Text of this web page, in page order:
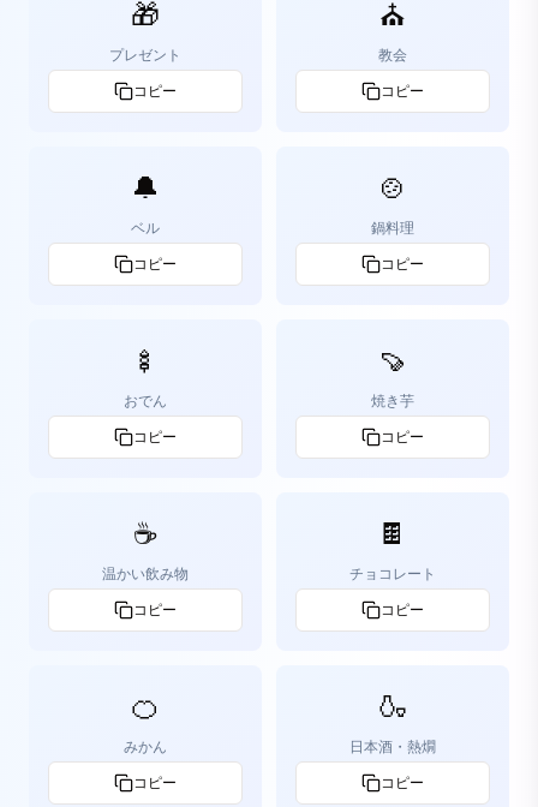
🎁
プレゼント
コピー
⛪
教会
コピー
🔔
ベル
コピー
🍲
鍋料理
コピー
🍢
おでん
コピー
🍠
焼き芋
コピー
☕
温かい飲み物
コピー
🍫
チョコレート
コピー
🍊
みかん
コピー
🍶
日本酒・熱燗
コピー